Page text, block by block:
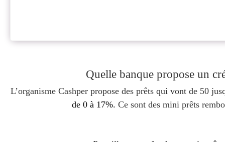
Quelle banque propose un
L’organisme Cashper propose des prêts qui vont de 50
de 0 à 17%. Ce sont des mini prêts